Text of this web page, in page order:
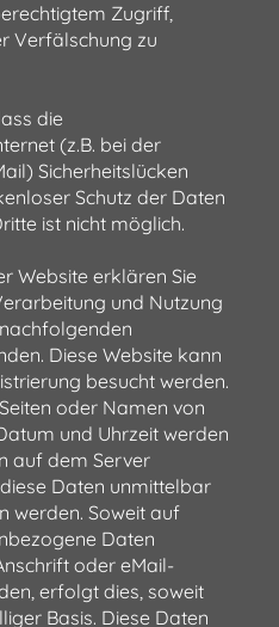
Zugriff,
Verfälschung zu
die
(z.B. bei der
Sicherheitslücken
Schutz der Daten
ist nicht möglich.
Website erklären Sie
und Nutzung
Diese Website kann
besucht werden.
oder Namen von
und Uhrzeit werden
auf dem Server
Daten unmittelbar
werden. Soweit auf
Daten
oder eMail-
erfolgt dies, soweit
Basis. Diese Daten